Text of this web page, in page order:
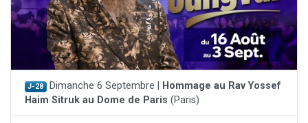
J-28 Dimanche 6 Septembre |
Hommage au Rav Yossef
Haim Sitruk au Dome de Paris (Paris)